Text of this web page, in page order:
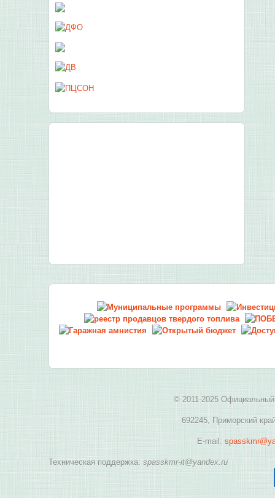
© 2011-2025 Официальный
692245, Приморский
E-mail:
Техническая поддержка: spasskmr-it@yandex.ru